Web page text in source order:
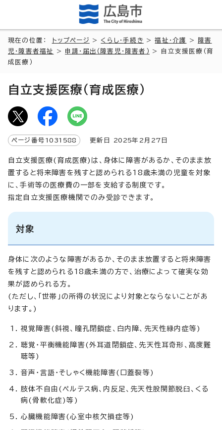
現在の位置： トップページ > くらし・手続き >福祉・介護 >
障害
児・障害者福祉
> 申請・届出（障害児・障害者）
> 自立支援医療（育
成医療）
自立支援医療（育成医療）
ページ番号 1031588 更新日 2025年2月 27 日
自立支援医療(育成医療)は、身体に障害があるか、そのまま放
置すると将来障害を残すと認められる18歳未満の児童を対象
に、手術等の医療費の一部を支給する制度です。
指定自立支援医療機関でのみ受診できます。
対象
身体に次のような障害があるか、そのまま放置すると将来障害
を残すと認められる18歳未満の方で、治療によって確実な効
果が認められる方。
(ただし、「世帯」の所得の状況により対象とならないことがあ
ります。)
視覚障害(斜視、瞳孔閉鎖症、白内障、先天性緑内症等)
聴覚・平衡機能障害(外耳道閉鎖症、先天性耳奇形、高度難
聴等)
音声・言語・そしゃく機能障害(口蓋裂等)
肢体不自由(ペルテス病、内反足、先天性股関節脱臼、くる
病(骨軟化症)等)
心臓機能障害(心室中核欠損症等)